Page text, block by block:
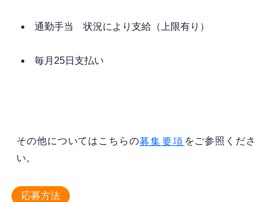
通勤手当 状況により支給（上限有り）
毎月25日支払い
その他についてはこちらの募集要項 をご参照くださ
い。
応募方法